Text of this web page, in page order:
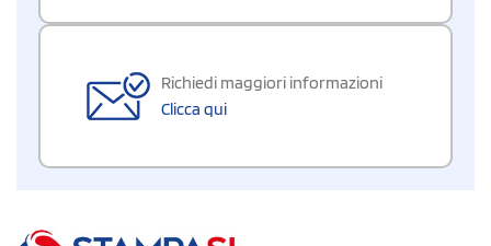
Richiedi maggiori informazioni
Clicca qui